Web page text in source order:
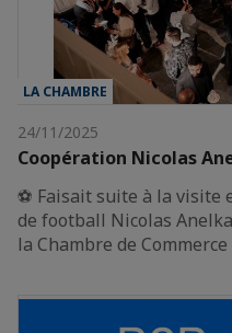
LA CHAMBRE
24/11/2025
Coopération Nicolas
⚽️ Faisait suite à la
de football Nicolas
la Chambre de